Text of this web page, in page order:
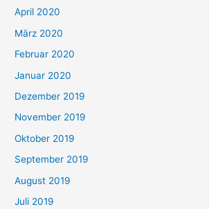
April 2020
März 2020
Februar 2020
Januar 2020
Dezember 2019
November 2019
Oktober 2019
September 2019
August 2019
Juli 2019